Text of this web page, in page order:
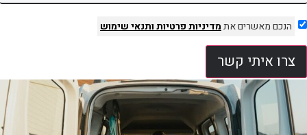
הנכם מאשרים אתמדיניות פרטיותותנאי שימוש
צרו איתי קשר